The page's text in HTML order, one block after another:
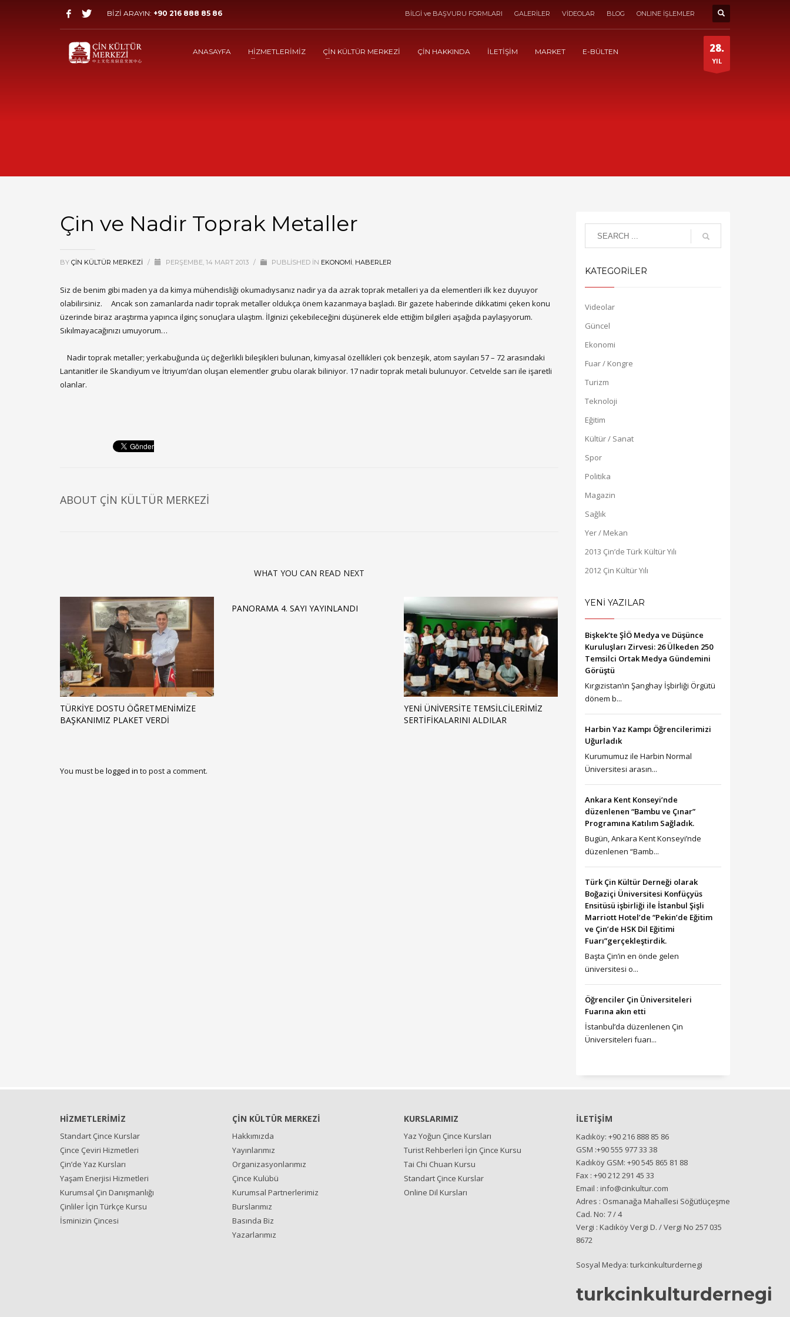
BİZİ ARAYIN: +90 216 888 85 86 BİLGİ ve BAŞVURU FORMLARI GALERİLER VİDEOLAR BLOG ONLINE İŞLEMLER
ANASAYFA HİZMETLERİMİZ ÇİN KÜLTÜR MERKEZİ ÇİN HAKKINDA İLETİŞİM MARKET E-BÜLTEN 28.
YIL
Çin ve Nadir Toprak Metaller
BY ÇIN KÜLTÜR MERKEZI / PERŞEMBE, 14 MART 2013 / PUBLISHED IN EKONOMI, HABERLER
Siz de benim gibi maden ya da kimya mühendisliği okumadıysanız nadir ya da azrak toprak metalleri ya da elementleri ilk kez duyuyor
olabilirsiniz. Ancak son zamanlarda nadir toprak metaller oldukça önem kazanmaya başladı. Bir gazete haberinde dikkatimi çeken konu
üzerinde biraz araştırma yapınca ilginç sonuçlara ulaştım. İlginizi çekebileceğini düşünerek elde ettiğim bilgileri aşağıda paylaşıyorum.
Sıkılmayacağınızı umuyorum…
Nadir toprak metaller; yerkabuğunda üç değerlikli bileşikleri bulunan, kimyasal özellikleri çok benzeşik, atom sayıları 57 – 72 arasındaki
Lantanitler ile Skandiyum ve İtriyum’dan oluşan elementler grubu olarak biliniyor. 17 nadir toprak metali bulunuyor. Cetvelde sarı ile işaretli
olanlar.
ABOUT ÇIN KÜLTÜR MERKEZI
WHAT YOU CAN READ NEXT
TÜRKIYE DOSTU ÖĞRETMENIMIZE
BAŞKANIMIZ PLAKET VERDI
PANORAMA 4. SAYI YAYINLANDI
YENI ÜNIVERSITE TEMSILCILERIMIZ
SERTIFIKALARINI ALDILAR
You must be logged in to post a comment.
KATEGORİLER
Videolar
Güncel
Ekonomi
Fuar / Kongre
Turizm
Teknoloji
Eğitim
Kültür / Sanat
Spor
Politika
Magazin
Sağlık
Yer / Mekan
2013 Çin’de Türk Kültür Yılı
2012 Çin Kültür Yılı
YENİ YAZILAR
Bişkek’te ŞİÖ Medya ve Düşünce
Kuruluşları Zirvesi: 26 Ülkeden 250
Temsilci Ortak Medya Gündemini
Görüştü
Kırgızistan’ın Şanghay İşbirliği Örgütü
dönem b...
Harbin Yaz Kampı Öğrencilerimizi
Uğurladık
Kurumumuz ile Harbin Normal
Üniversitesi arasın...
Ankara Kent Konseyi’nde
düzenlenen “Bambu ve Çınar”
Programına Katılım Sağladık.
Bugün, Ankara Kent Konseyi’nde
düzenlenen “Bamb...
Türk Çin Kültür Derneği olarak
Boğaziçi Üniversitesi Konfüçyüs
Ensitüsü işbirliği ile İstanbul Şişli
Marriott Hotel’de “Pekin’de Eğitim
ve Çin’de HSK Dil Eğitimi
Fuarı”gerçekleştirdik.
Başta Çin’in en önde gelen
üniversitesi o...
Öğrenciler Çin Üniversiteleri
Fuarına akın etti
İstanbul’da düzenlenen Çin
Üniversiteleri fuarı...
HİZMETLERİMİZ
Standart Çince Kurslar
Çince Çeviri Hizmetleri
Çin’de Yaz Kursları
Yaşam Enerjisi Hizmetleri
Kurumsal Çin Danışmanlığı
Çinliler İçin Türkçe Kursu
İsminizin Çincesi
ÇİN KÜLTÜR MERKEZİ
Hakkımızda
Yayınlarımız
Organizasyonlarımız
Çince Kulübü
Kurumsal Partnerlerimiz
Burslarımız
Basında Biz
Yazarlarımız
KURSLARIMIZ
Yaz Yoğun Çince Kursları
Turist Rehberleri İçin Çince Kursu
Tai Chi Chuan Kursu
Standart Çince Kurslar
Online Dil Kursları
İLETİŞİM
Kadıköy: +90 216 888 85 86
GSM :+90 555 977 33 38
Kadıköy GSM: +90 545 865 81 88
Fax : +90 212 291 45 33
Email : info@cinkultur.com
Adres : Osmanağa Mahallesi Söğütlüçeşme
Cad. No: 7 / 4
Vergi : Kadıköy Vergi D. / Vergi No 257 035
8672
Sosyal Medya: turkcinkulturdernegi
turkcinkulturdernegi